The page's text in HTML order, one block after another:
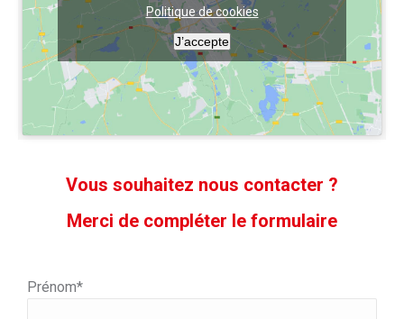
Politique de cookies
J’accepte
Vous souhaitez nous contacter ?
Merci de compléter le formulaire
Prénom*